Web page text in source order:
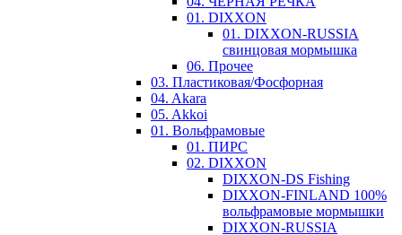
01. DIXXON
01. DIXXON-RUSSIA
свинцовая мормышка
06. Прочее
03. Пластиковая/Фосфорная
04. Akara
05. Akkoi
01. Вольфрамовые
01. ПИРС
02. DIXXON
DIXXON-DS Fishing
DIXXON-FINLAND 100%
вольфрамовые мормышки
DIXXON-RUSSIA